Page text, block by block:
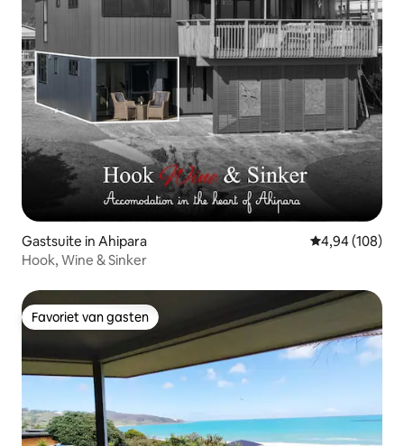
Gastsuite in Ahipara Gemiddelde
4,94 (108)
Hook, Wine & Sinker
Favoriet van gasten
Favoriet van gasten